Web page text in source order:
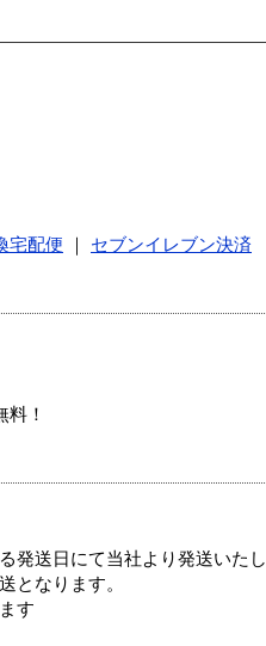
宅配便
セブンイレブン決済
！
発送日にて当社より発送いたし
となります。
す